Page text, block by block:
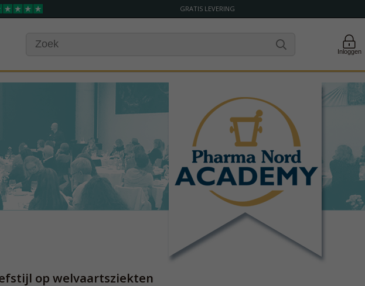
GRATIS LEVERING
Inloggen
op welvaartsziekten